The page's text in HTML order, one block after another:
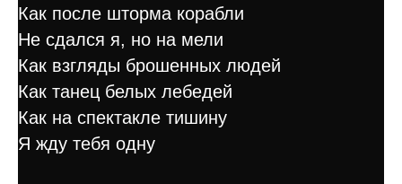
Как после шторма корабли
Не сдался я, но на мели
Как взгляды брошенных людей
Как танец белых лебедей
Как на спектакле тишину
Я жду тебя одну